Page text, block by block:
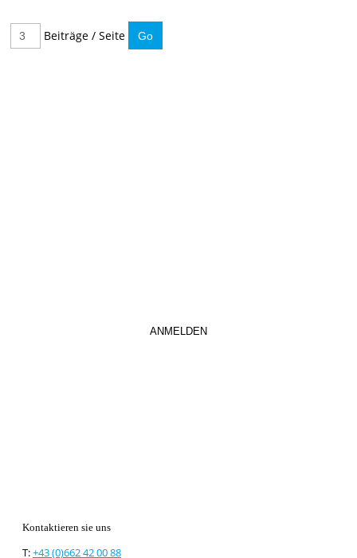
Beiträge / Seite
Kontaktieren sie uns
T:+43 (0)662 42 00 88